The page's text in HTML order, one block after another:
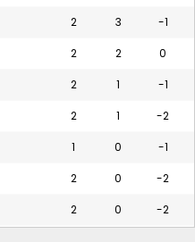
2 3 -1
2 2 0
2 1 -1
2 1 -2
1 0 -1
2 0 -2
2 0 -2